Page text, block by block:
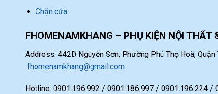
Chặn cửa
FHOMENAMKHANG – PHỤ KIỆN NỘI THẤT
Address: 442D Nguyễn Sơn, Phường Phú Thọ Hoà, Quận
fhomenamkhang@gmail.com
Hotline: 0901.196.992 / 0901.186.997 / 0901.196.224 /